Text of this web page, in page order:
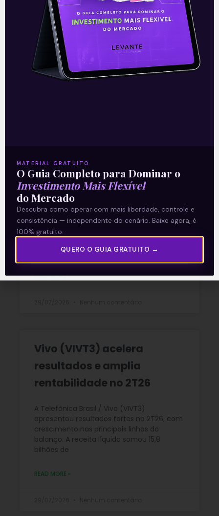
crescimento operacional e
rentabilidade recorde no
2T26
READ MORE »
produção e bate recordes
operacionais no 2T26
A Petrobras (PETR4) apresentou uma
prévia operacional forte no 2T26, marcada
por novos recordes de produção. A
gás natural
READ MORE »
Vivo (VIVT3) acelera
resultados e amplia
rentabilidade no 2T26
A Telefônica Brasil / Vivo (VIVT3)
apresentou resultados fortes no 2T26, com
crescimento nas principais linhas do
balanço. A receita líquida somou 15,8
bilhões de
READ MORE »
MATERIAL GRATUITO
O Guia Completo para Dominar o
Investimento Mais Flexível
do Mercado
Descubra como operar com mais liberdade, controle e
consistência — independente do cenário. Baixe agora, é
100% gratuito.
QUERO O GUIA GRATUITO →